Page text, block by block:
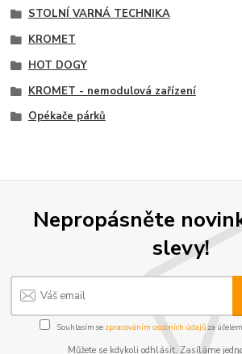
STOLNÍ VARNÁ TECHNIKA
KROMET
HOT DOGY
KROMET - nemodulová zařízení
Opékače párků
Nepropásněte
slevy!
Souhlasím se zpracováním osobních údajůza
Můžete se kdykoli odhlásit. Zasíláme